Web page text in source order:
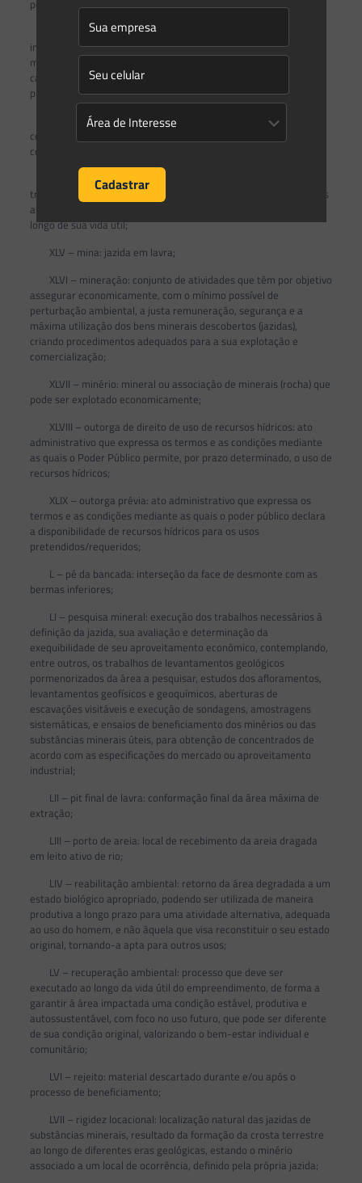
podendo ou não envolver desmontes com materiais explosivos;
XLII – mina abandonada: mina com as atividades
interrompidas, sem previsão de reinício de produção, sem
medidas de controle ou monitoramento ambiental,
caracterizando o abandono do empreendimento, no qual o
processo de fechamento está incompleto ou ausente;
XLIII – mina paralisada: mina com as atividades suspensas,
com previsão de reinício de produção e adoção de medidas de
controle ou monitoramento ambiental;
XLIV – mina recuperada: mina onde se desenvolveram
trabalhos com a finalidade de redução ou eliminação dos passivos
ambientais, por meio de ações que deverão ser desenvolvidas ao
longo de sua vida útil;
XLV – mina: jazida em lavra;
XLVI – mineração: conjunto de atividades que têm por objetivo
assegurar economicamente, com o mínimo possível de
perturbação ambiental, a justa remuneração, segurança e a
máxima utilização dos bens minerais descobertos (jazidas),
criando procedimentos adequados para a sua explotação e
comercialização;
XLVII – minério: mineral ou associação de minerais (rocha) que
pode ser explotado economicamente;
XLVIII – outorga de direito de uso de recursos hídricos: ato
administrativo que expressa os termos e as condições mediante
as quais o Poder Público permite, por prazo determinado, o uso de
recursos hídricos;
XLIX – outorga prévia: ato administrativo que expressa os
termos e as condições mediante as quais o poder público declara
a disponibilidade de recursos hídricos para os usos
pretendidos/requeridos;
L – pé da bancada: interseção da face de desmonte com as
bermas inferiores;
LI – pesquisa mineral: execução dos trabalhos necessários à
definição da jazida, sua avaliação e determinação da
exequibilidade de seu aproveitamento econômico, contemplando,
entre outros, os trabalhos de levantamentos geológicos
pormenorizados da área a pesquisar, estudos dos afloramentos,
levantamentos geofísicos e geoquímicos, aberturas de
escavações visitáveis e execução de sondagens, amostragens
sistemáticas, e ensaios de beneficiamento dos minérios ou das
substâncias minerais úteis, para obtenção de concentrados de
acordo com as especificações do mercado ou aproveitamento
industrial;
LII – pit final de lavra: conformação final da área máxima de
extração;
LIII – porto de areia: local de recebimento da areia dragada
em leito ativo de rio;
LIV – reabilitação ambiental: retorno da área degradada a um
estado biológico apropriado, podendo ser utilizada de maneira
produtiva a longo prazo para uma atividade alternativa, adequada
ao uso do homem, e não àquela que visa reconstituir o seu estado
original, tornando-a apta para outros usos;
LV – recuperação ambiental: processo que deve ser
executado ao longo da vida útil do empreendimento, de forma a
garantir à área impactada uma condição estável, produtiva e
autossustentável, com foco no uso futuro, que pode ser diferente
de sua condição original, valorizando o bem-estar individual e
comunitário;
LVI – rejeito: material descartado durante e/ou após o
processo de beneficiamento;
LVII – rigidez locacional: localização natural das jazidas de
substâncias minerais, resultado da formação da crosta terrestre
ao longo de diferentes eras geológicas, estando o minério
associado a um local de ocorrência, definido pela própria jazida;